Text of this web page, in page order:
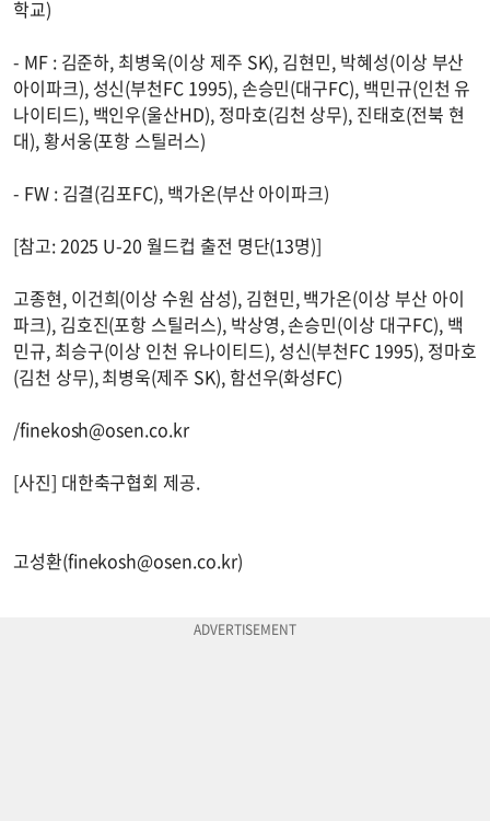
학교)
- MF : 김준하, 최병욱(이상 제주 SK), 김현민, 박혜성(이상 부산
아이파크), 성신(부천FC 1995), 손승민(대구FC), 백민규(인천 유
나이티드), 백인우(울산HD), 정마호(김천 상무), 진태호(전북 현
대), 황서웅(포항 스틸러스)
- FW : 김결(김포FC), 백가온(부산 아이파크)
[참고: 2025 U-20 월드컵 출전 명단(13명)]
고종현, 이건희(이상 수원 삼성), 김현민, 백가온(이상 부산 아이
파크), 김호진(포항 스틸러스), 박상영, 손승민(이상 대구FC), 백
민규, 최승구(이상 인천 유나이티드), 성신(부천FC 1995), 정마호
(김천 상무), 최병욱(제주 SK), 함선우(화성FC)
/finekosh@osen.co.kr
[사진] 대한축구협회 제공.
고성환(finekosh@osen.co.kr)